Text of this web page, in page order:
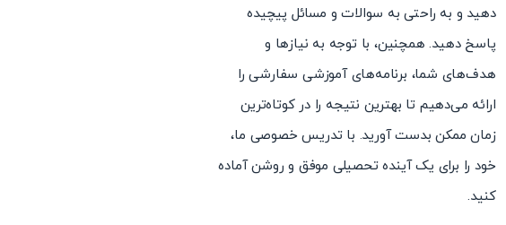
دهید و به راحتی به سوالات و مسائل پیچیده
پاسخ دهید. همچنین، با توجه به نیازها و
هدف‌های شما، برنامه‌های آموزشی سفارشی را
ارائه می‌دهیم تا بهترین نتیجه را در کوتاه‌ترین
زمان ممکن بدست آورید. با تدریس خصوصی ما،
خود را برای یک آینده تحصیلی موفق و روشن آماده
کنید.